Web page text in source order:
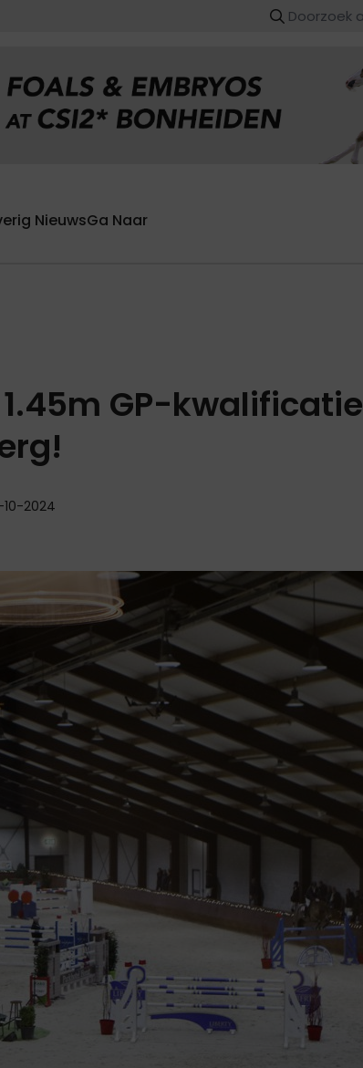
NieuwsGa Naar
GP-kwalificatie
10-2024